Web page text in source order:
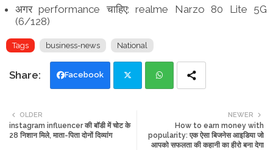
अगर performance चाहिए: realme Narzo 80 Lite 5G
(6/128)
Tags business-news National
Facebook
tte
NEWER
How to earn money with
popularity: एक ऐसा बिजनेस आइडिया जो
आपको सफलता की कहानी का हीरो बना देगा
OLDER
instagram influencer की बॉडी में चोट के
28 निशान मिले, माता-पिता दोनों दिव्यांग